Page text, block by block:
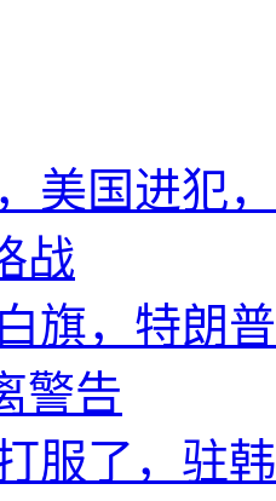
美国进犯
战
旗，特朗
警告
服了，驻